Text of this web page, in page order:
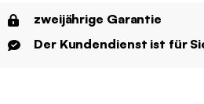
zweijährige Garantie
Der Kundendienst ist für